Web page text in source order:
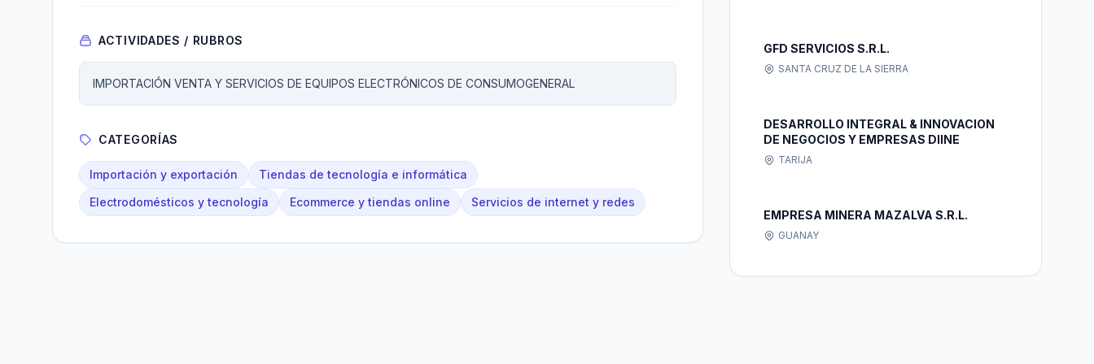
ACTIVIDADES / RUBROS
IMPORTACIÓN VENTA Y SERVICIOS DE EQUIPOS ELECTRÓNICOS DE CONSUMOGENERAL
CATEGORÍAS
Importación y exportación
Tiendas de tecnología e informática
Electrodomésticos y tecnología
Ecommerce y tiendas online Servicios de internet y redes
GFD SERVICIOS S.R.L.
SANTA CRUZ DE LA SIERRA
DESARROLLO INTEGRAL & INNOVACION
DE NEGOCIOS Y EMPRESAS DIINE
TARIJA
EMPRESA MINERA MAZALVA S.R.L.
GUANAY